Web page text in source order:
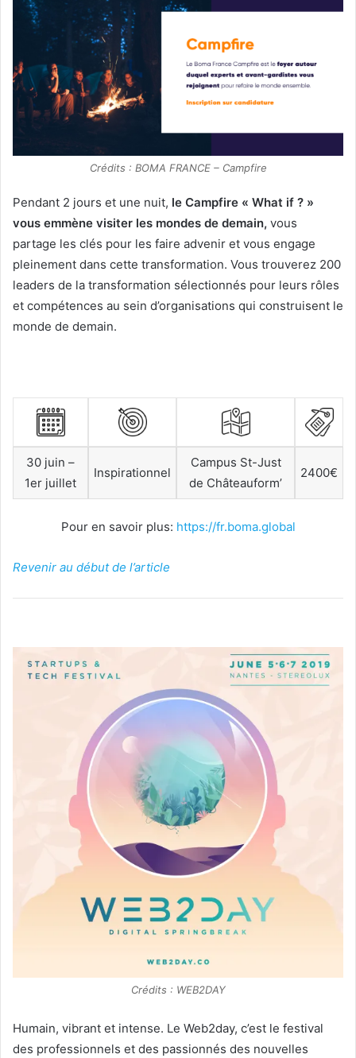
Crédits : BOMA FRANCE – Campfire
Pendant 2 jours et une nuit, le Campfire « What if ? »
vous emmène visiter les mondes de demain, vous
partage les clés pour les faire advenir et vous engage
pleinement dans cette transformation. Vous trouverez 200
leaders de la transformation sélectionnés pour leurs rôles
et compétences au sein d’organisations qui construisent le
monde de demain.
30 juin –
1er juillet
Inspirationnel
Campus St-Just
de Châteauform’
2400€
Pour en savoir plus: https://fr.boma.global
Revenir au début de l’article
Crédits : WEB2DAY
Humain, vibrant et intense. Le Web2day, c’est le festival
des professionnels et des passionnés des nouvelles